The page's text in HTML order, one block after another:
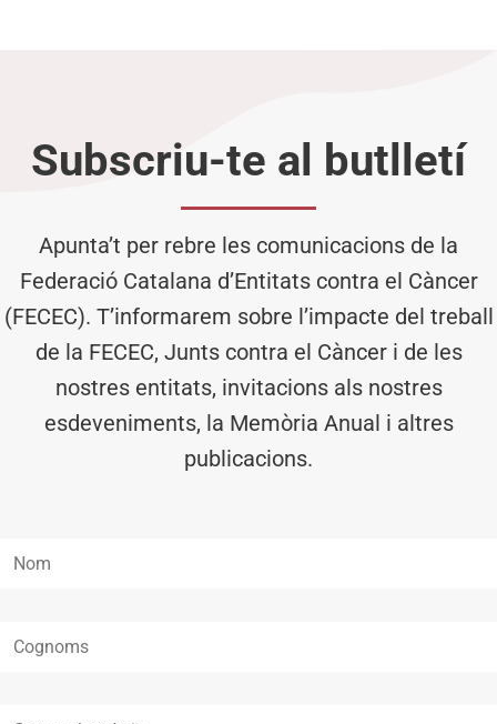
Subscriu-te al butlletí
Apunta’t per rebre les comunicacions de la
Federació Catalana d’Entitats contra el Càncer
(FECEC). T’informarem sobre l’impacte del treball
de la FECEC, Junts contra el Càncer i de les
nostres entitats, invitacions als nostres
esdeveniments, la Memòria Anual i altres
publicacions.